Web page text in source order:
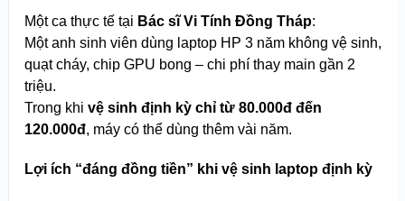
Một ca thực tế tại Bác sĩ Vi Tính Đồng Tháp:
Một anh sinh viên dùng laptop HP 3 năm không vệ sinh,
quạt cháy, chip GPU bong – chi phí thay main gần 2
triệu.
Trong khi vệ sinh định kỳ chỉ từ 80.000đ đến
120.000đ, máy có thể dùng thêm vài năm.
Lợi ích “đáng đồng tiền” khi vệ sinh laptop định kỳ